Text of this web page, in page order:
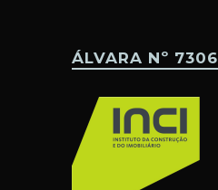
ÁLVARA Nº